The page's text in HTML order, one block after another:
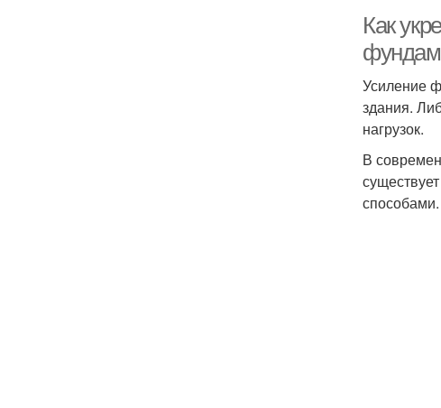
Как
Усиление
здания.
нагрузок.
В
способами.